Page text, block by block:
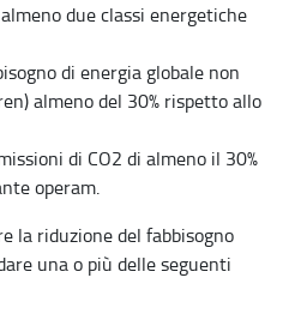
due classi energetiche
di energia globale non
almeno del 30% rispetto allo
di CO2 di almeno il 30%
operam.
la riduzione del fabbisogno
una o più delle seguenti